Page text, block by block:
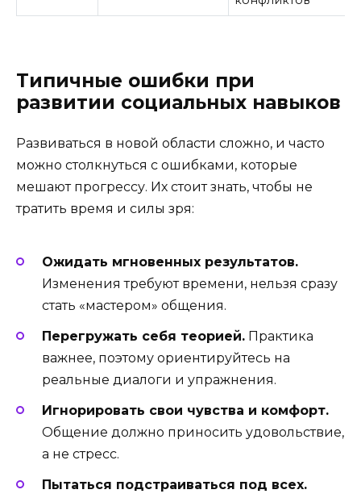
Типичные ошибки при
развитии социальных навыков
Развиваться в новой области сложно, и часто
можно столкнуться с ошибками, которые
мешают прогрессу. Их стоит знать, чтобы не
тратить время и силы зря:
Ожидать мгновенных результатов.
Изменения требуют времени, нельзя сразу
стать «мастером» общения.
Перегружать себя теорией. Практика
важнее, поэтому ориентируйтесь на
реальные диалоги и упражнения.
Игнорировать свои чувства и комфорт.
Общение должно приносить удовольствие,
а не стресс.
Пытаться подстраиваться под всех.